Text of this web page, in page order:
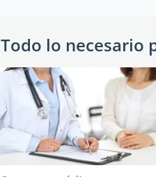
Todo lo necesario